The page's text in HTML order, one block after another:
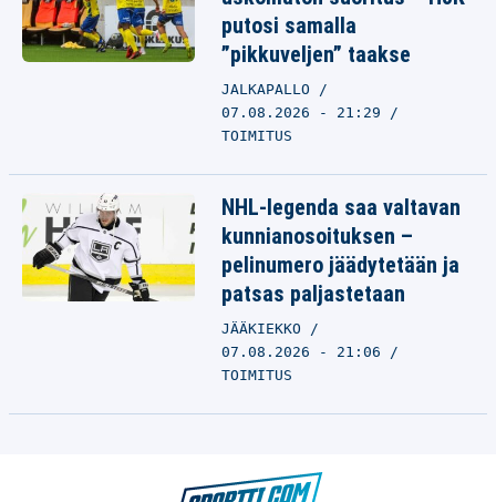
putosi samalla
”pikkuveljen” taakse
JALKAPALLO
07.08.2026 - 21:29
TOIMITUS
NHL-legenda saa valtavan
kunnianosoituksen –
pelinumero jäädytetään ja
patsas paljastetaan
JÄÄKIEKKO
07.08.2026 - 21:06
TOIMITUS